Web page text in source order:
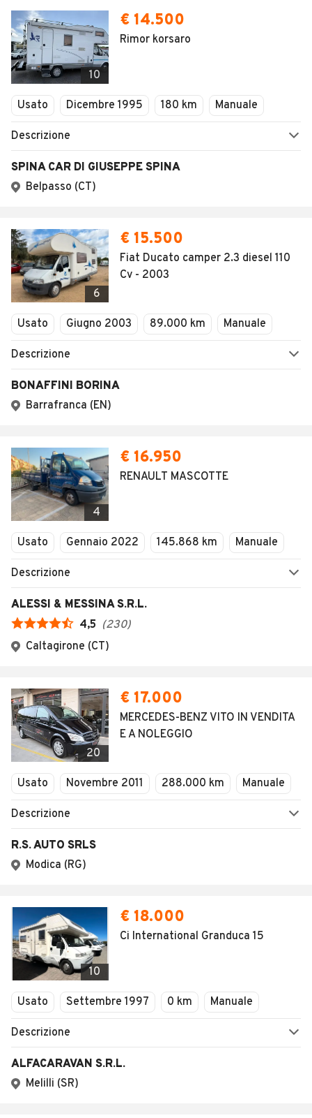
10
€ 14.500
Rimor korsaro
Usato Dicembre 1995 180 km Manuale
Descrizione
SPINA CAR DI GIUSEPPE SPINA
Belpasso (CT)
6
€ 15.500
Fiat Ducato camper 2.3 diesel 110
Cv - 2003
Usato Giugno 2003 89.000 km Manuale
Descrizione
BONAFFINI BORINA
Barrafranca (EN)
4
€ 16.950
RENAULT MASCOTTE
Usato Gennaio 2022 145.868 km Manuale
Descrizione
ALESSI & MESSINA S.R.L.
4,5 (230)
Caltagirone (CT)
20
€ 17.000
MERCEDES-BENZ VITO IN VENDITA
E A NOLEGGIO
Usato Novembre 2011 288.000 km Manuale
Descrizione
R.S. AUTO SRLS
Modica (RG)
10
€ 18.000
Ci International Granduca 15
Usato Settembre 1997 0 km Manuale
Descrizione
ALFACARAVAN S.R.L.
Melilli (SR)